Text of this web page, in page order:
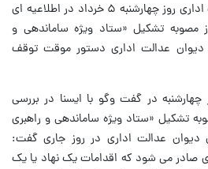
به گزارش ایسنا، دیوان عدالت اداری روز چهارشنبه ۵ خرداد در اطلاعیه ای
مصوبه تشکیل «ستاد ویژه ساماندهی و
دیوان عدالت اداری دستور موقت توقف
در گفت وگو با ایسنا در بررسی
تشکیل «ستاد ویژه ساماندهی و راهبری
عدالت اداری در روز جاری گفت:
صادر می شود که اقدامات یک نهاد یا یک